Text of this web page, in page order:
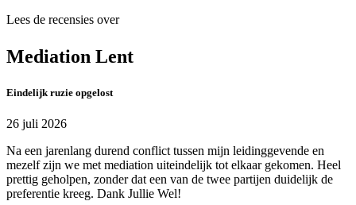
Lees de recensies over
Mediation Lent
Eindelijk ruzie opgelost
26 juli 2026
Na een jarenlang durend conflict tussen mijn leidinggevende en
mezelf zijn we met mediation uiteindelijk tot elkaar gekomen. Heel
prettig geholpen, zonder dat een van de twee partijen duidelijk de
preferentie kreeg. Dank Jullie Wel!